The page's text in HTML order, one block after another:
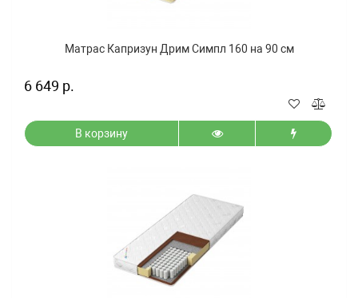
Матрас Капризун Дрим Симпл 160 на 90 см
6 649 р.
В корзину